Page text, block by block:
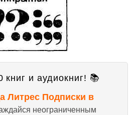
и аудиокниг! 📚
Литрес Подписки в
неограниченным